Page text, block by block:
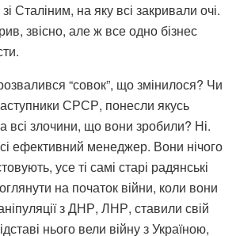
Сталіним, на яку всі закривали очі.
звісно, але ж все одно бізнес
“совок”, що змінилося? Чи
СРСР, понесли якусь
всі злочини, що вони зробили? Ні.
ефективний менеджер. Вони нічого
усе ті самі старі радянські
на початок війни, коли вони
з ДНР, ЛНР, ставили свій
нього вели війну з Україною,